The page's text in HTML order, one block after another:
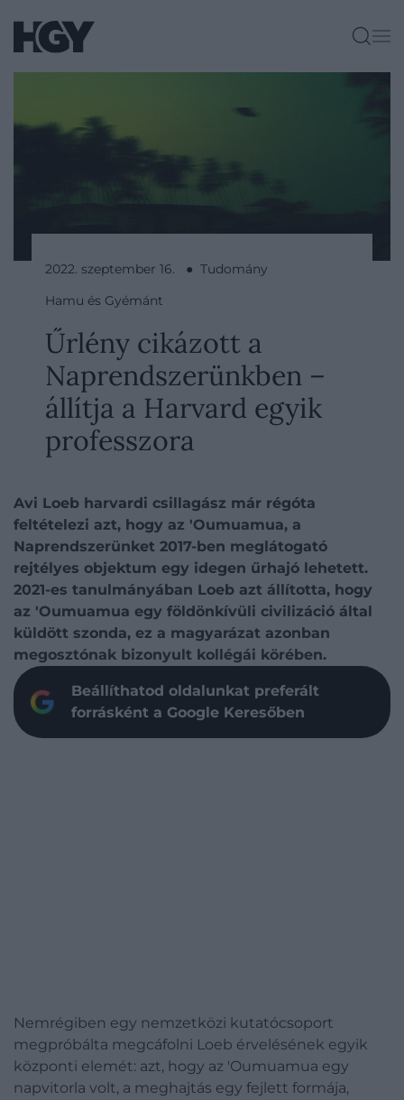
2022. szeptember 16. ● Tudomány
Hamu és Gyémánt
Űrlény cikázott a
Naprendszerünkben –
állítja a Harvard egyik
professzora
Avi Loeb harvardi csillagász már régóta
feltételezi azt, hogy az 'Oumuamua, a
Naprendszerünket 2017-ben meglátogató
rejtélyes objektum egy idegen űrhajó lehetett.
2021-es tanulmányában Loeb azt állította, hogy
az 'Oumuamua egy földönkívüli civilizáció által
küldött szonda, ez a magyarázat azonban
megosztónak bizonyult kollégái körében.
Beállíthatod oldalunkat preferált
forrásként a Google Keresőben
Nemrégiben egy nemzetközi kutatócsoport
megpróbálta megcáfolni Loeb érvelésének egyik
központi elemét: azt, hogy az 'Oumuamua egy
napvitorla volt, a meghajtás egy fejlett formája,